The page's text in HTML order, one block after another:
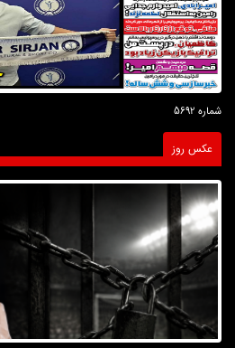
شماره 5692
عکس روز